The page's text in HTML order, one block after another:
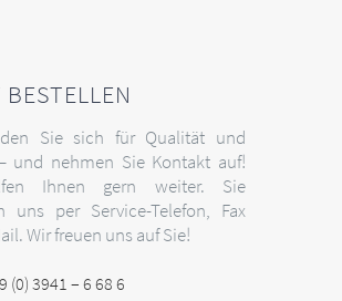
Sie sich für Qualität und
und nehmen Sie Kontakt auf!
Ihnen gern weiter. Sie
uns per Service-Telefon, Fax
Wir freuen uns auf Sie!
(0) 3941 – 6 68 6